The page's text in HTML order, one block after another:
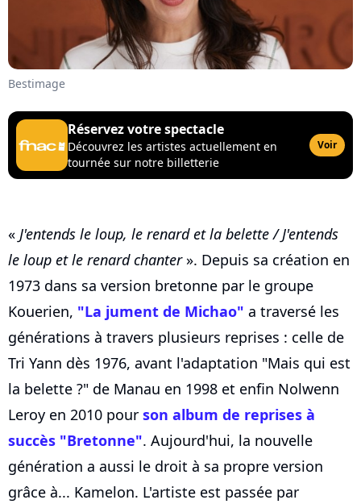
Bestimage
Réservez votre spectacle
Découvrez les artistes actuellement en
tournée sur notre billetterie
Voir
« J'entends le loup, le renard et la belette / J'entends
le loup et le renard chanter». Depuis sa création en
1973 dans sa version bretonne par le groupe
Kouerien, "La jument de Michao" a traversé les
générations à travers plusieurs reprises : celle de
Tri Yann dès 1976, avant l'adaptation "Mais qui est
la belette ?" de Manau en 1998 et enfin Nolwenn
Leroy en 2010 pour son album de reprises à
succès "Bretonne". Aujourd'hui, la nouvelle
génération a aussi le droit à sa propre version
grâce à... Kamelon. L'artiste est passée par